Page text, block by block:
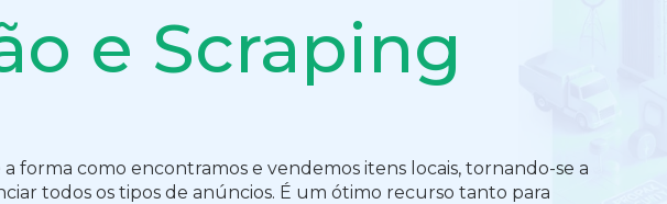
e Scraping
forma como encontramos e vendemos itens locais, tornando-se a
todos os tipos de anúncios. É um ótimo recurso tanto para